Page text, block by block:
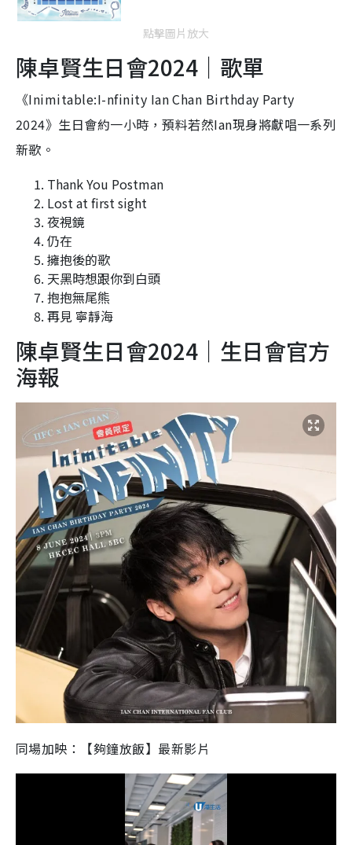
點擊圖片放大
陳卓賢生日會2024｜歌單
《Inimitable:I-nfinity Ian Chan Birthday Party
2024》生日會約一小時，預料若然Ian現身將獻唱一系列
新歌。
Thank You Postman
Lost at first sight
夜視鏡
仍在
擁抱後的歌
天黑時想跟你到白頭
抱抱無尾熊
再見 寧靜海
陳卓賢生日會2024｜生日會官方
海報
同場加映：【夠鐘放飯】最新影片